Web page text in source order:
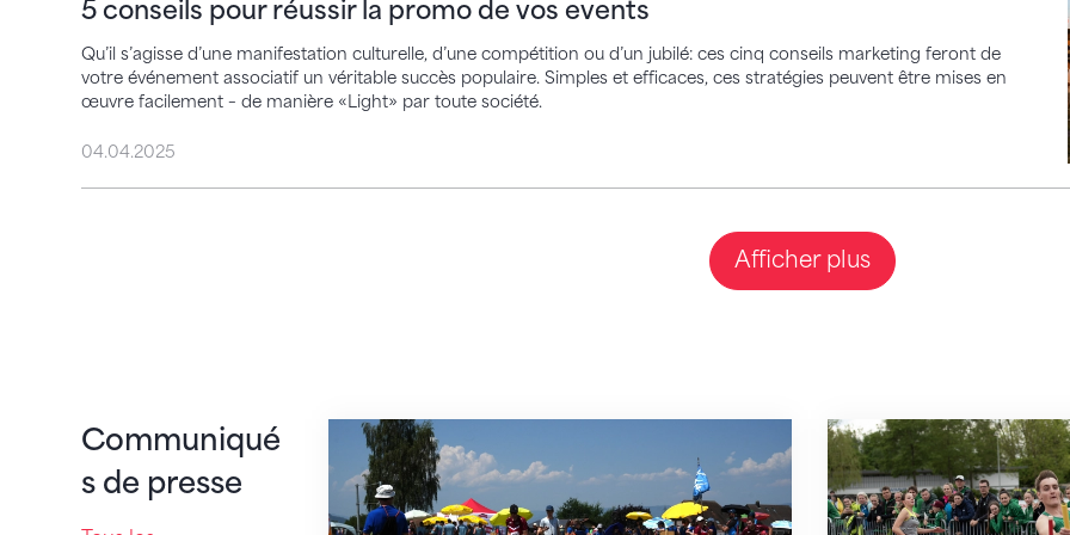
5 conseils pour réussir la promo de vos events
Qu’il s’agisse d’une manifestation culturelle, d’une compétition ou d’un jubilé: ces cinq conseils marketing feront de
votre événement associatif un véritable succès populaire. Simples et efficaces, ces stratégies peuvent être mises en
œuvre facilement – de manière «Light» par toute société.
04.04.2025
Afficher plus
Communiqué
s de presse
Une saison des Fêtes de gymnastique victime de son succès
Tout se met en